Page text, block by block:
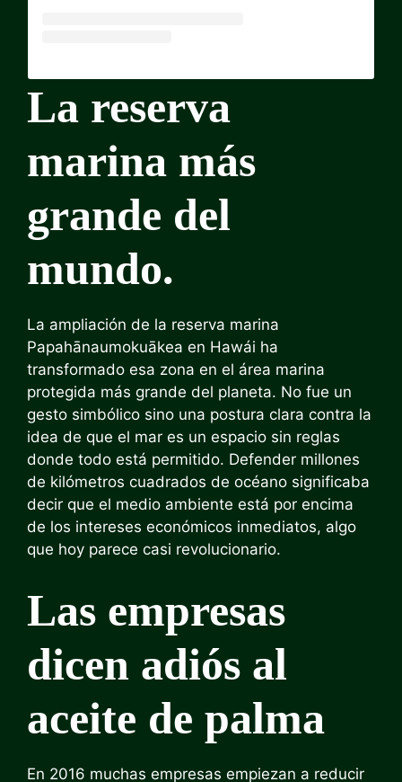
La reserva
marina más
grande del
mundo.
La ampliación de la reserva marina
Papahānaumokuākea en Hawái ha
transformado esa zona en el área marina
protegida más grande del planeta. No fue un
gesto simbólico sino una postura clara contra la
idea de que el mar es un espacio sin reglas
donde todo está permitido. Defender millones
de kilómetros cuadrados de océano significaba
decir que el medio ambiente está por encima
de los intereses económicos inmediatos, algo
que hoy parece casi revolucionario.
Las empresas
dicen adiós al
aceite de palma
En 2016 muchas empresas empiezan a reducir